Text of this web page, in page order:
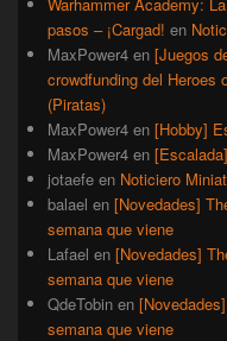
pasos – ¡Cargad! en
MaxPower4 en [Juegos
crowdfunding del
(Piratas)
MaxPower4 en [Hobby]
MaxPower4 en
jotaefe en Noticiero
balael en [Novedades]
semana que viene
Lafael en [Novedades]
semana que viene
QdeTobin en
semana que viene